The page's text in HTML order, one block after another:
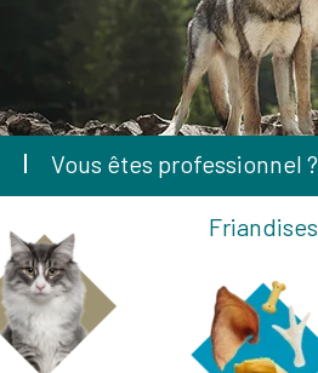
Vous êtes professionnel ?
Friandises